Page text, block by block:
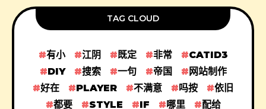
TAG CLOUD
有小 江阴 既定 非常
CATID3
DIY
搜索 一句 帝国
网站制作
好在
PLAYER 不满意 吗按
依旧
都要
STYLE IF 哪里 配给